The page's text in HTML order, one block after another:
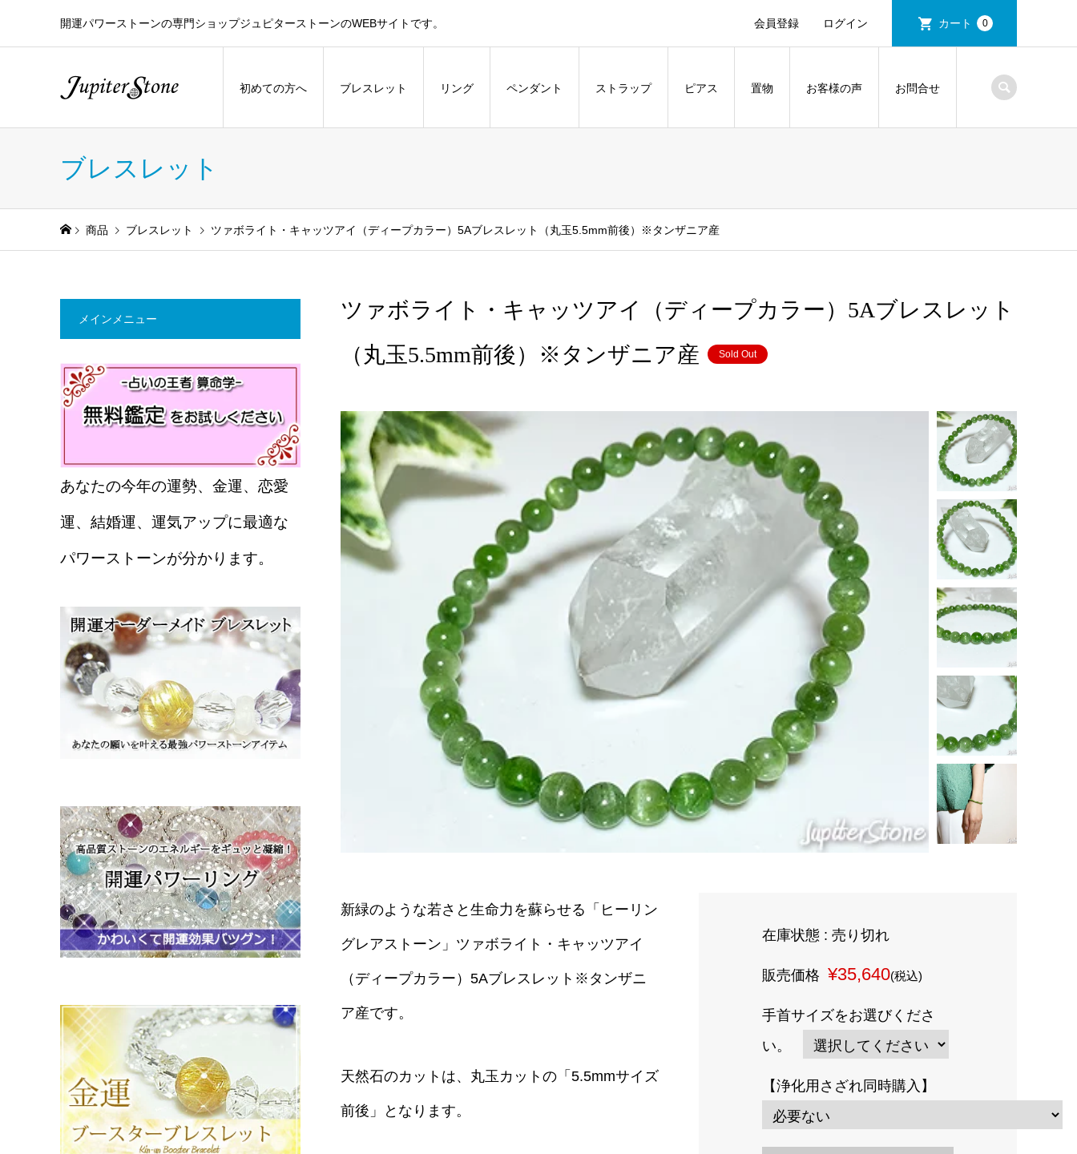
開運パワーストーンの専門ショップジュピターストーンのWEBサイトです。 会員登録 ログイン カート 0
初めての方へ ブレスレット リング ペンダント ストラップ ピアス 置物 お客様の声 お問合せ
ブレスレット
商品 ブレスレット ツァボライト・キャッツアイ（ディープカラー）5Aブレスレット（丸玉5.5mm前後）※タンザニア産
ツァボライト・キャッツアイ（ディープカラー）5Aブレスレット
（丸玉5.5mm前後）※タンザニア産
Sold Out
新緑のような若さと生命力を蘇らせる「ヒーリン
グレアストーン」ツァボライト・キャッツアイ
（ディープカラー）5Aブレスレット※タンザニ
ア産です。
天然石のカットは、丸玉カットの「5.5mmサイズ
前後」となります。
在庫状態 : 売り切れ
販売価格¥35,640(税込)
手首サイズをお選びくださ
い。
【浄化用さざれ同時購入】
メインメニュー
あなたの今年の運勢、金運、恋愛
運、結婚運、運気アップに最適な
パワーストーンが分かります。